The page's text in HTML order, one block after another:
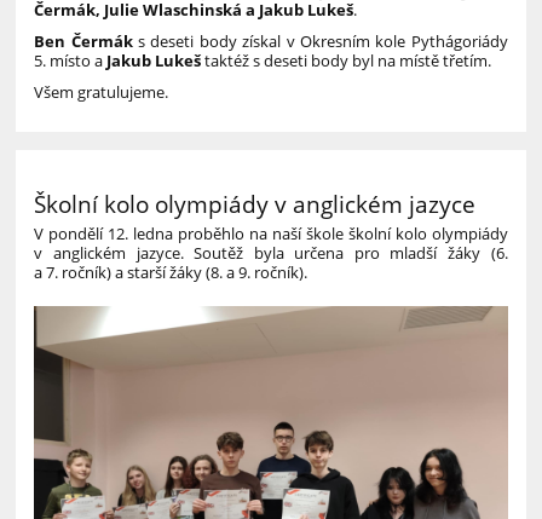
Čermák, Julie Wlaschinská a Jakub Lukeš.
Ben Čermáks deseti body získal v Okresním kole Pythágoriády
5. místo a Jakub Lukeštaktéž s deseti body byl na místě třetím.
Všem gratulujeme.
Školní kolo olympiády v anglickém jazyce
V pondělí 12. ledna proběhlo na naší škole školní kolo olympiády
v anglickém jazyce. Soutěž byla určena pro mladší žáky (6.
a 7. ročník) a starší žáky (8. a 9. ročník).